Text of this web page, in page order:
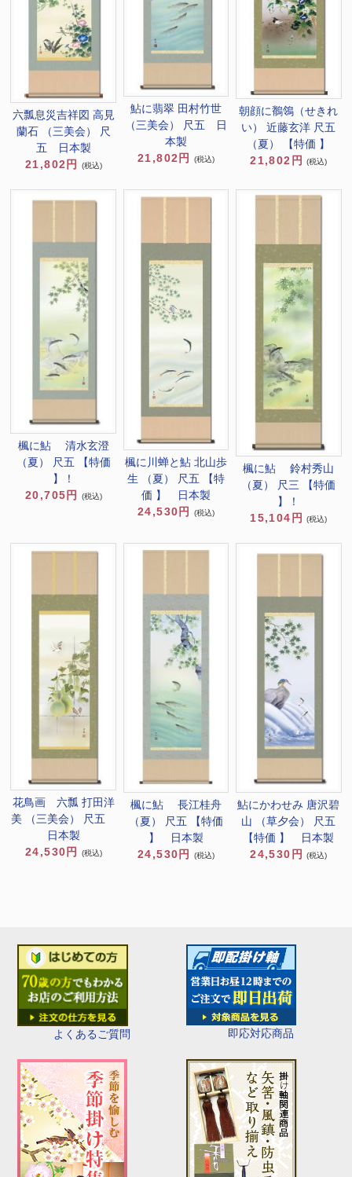
よくあるご質問 即応対応商品
六瓢息災吉祥図 高見
蘭石 （三美会） 尺
五 日本製
21,802円
(税込)
鮎に翡翠 田村竹世
（三美会） 尺五 日
本製
21,802円
(税込)
朝顔に鶺鴒（せきれ
い） 近藤玄洋 尺五
（夏） 【特価 】
21,802円
(税込)
楓に鮎 清水玄澄
（夏） 尺五 【特価
】！
20,705円
(税込)
楓に川蝉と鮎 北山歩
生 （夏） 尺五 【特
価 】 日本製
24,530円
(税込)
楓に鮎 鈴村秀山
（夏） 尺三 【特価
】！
15,104円
(税込)
花鳥画 六瓢 打田洋
美 （三美会） 尺五
日本製
24,530円
(税込)
楓に鮎 長江桂舟
（夏） 尺五 【特価
】 日本製
24,530円
(税込)
鮎にかわせみ 唐沢碧
山 （草夕会） 尺五
【特価 】 日本製
24,530円
(税込)